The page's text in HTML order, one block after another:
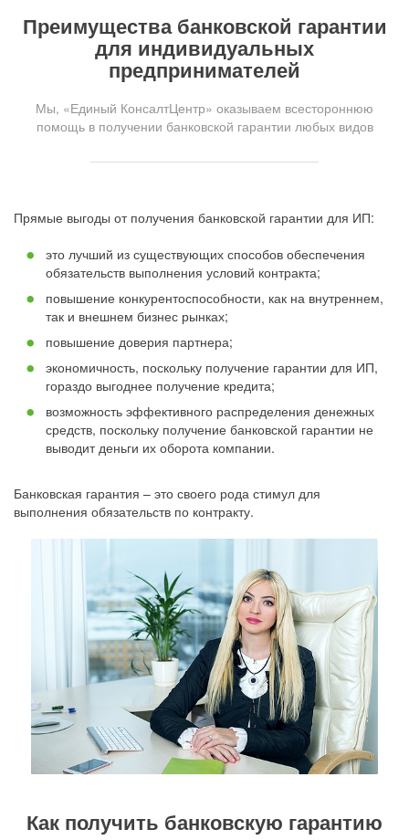
Преимущества банковской гарантии
для индивидуальных
предпринимателей
Мы, «Единый КонсалтЦентр» оказываем всестороннюю
помощь в получении банковской гарантии любых видов
Прямые выгоды от получения банковской гарантии для ИП:
это лучший из существующих способов обеспечения
обязательств выполнения условий контракта;
повышение конкурентоспособности, как на внутреннем,
так и внешнем бизнес рынках;
повышение доверия партнера;
экономичность, поскольку получение гарантии для ИП,
гораздо выгоднее получение кредита;
возможность эффективного распределения денежных
средств, поскольку получение банковской гарантии не
выводит деньги их оборота компании.
Банковская гарантия – это своего рода стимул для
выполнения обязательств по контракту.
Как получить банковскую гарантию